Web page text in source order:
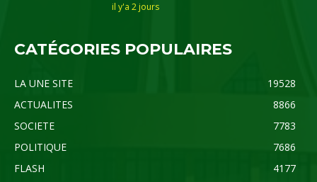
il y'a 2 jours
CATÉGORIES POPULAIRES
LA UNE SITE
19528
ACTUALITES
8866
SOCIETE
7783
POLITIQUE
7686
FLASH
4177